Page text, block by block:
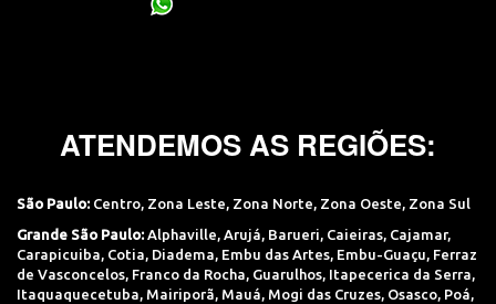
ATENDEMOS AS REGIÕES:
São Paulo: Centro Zona Leste Zona Norte Zona Oeste Zona Sul
Grande São Paulo: Alphaville, Arujá, Barueri, Caieiras, Cajamar,
Carapicuiba, Cotia, Diadema, Embu das Artes, Embu-Guaçu, Ferraz
de Vasconcelos, Franco da Rocha, Guarulhos, Itapecerica da Serra,
Itaquaquecetuba, Mairiporã, Mauá, Mogi das Cruzes, Osasco, Poá,